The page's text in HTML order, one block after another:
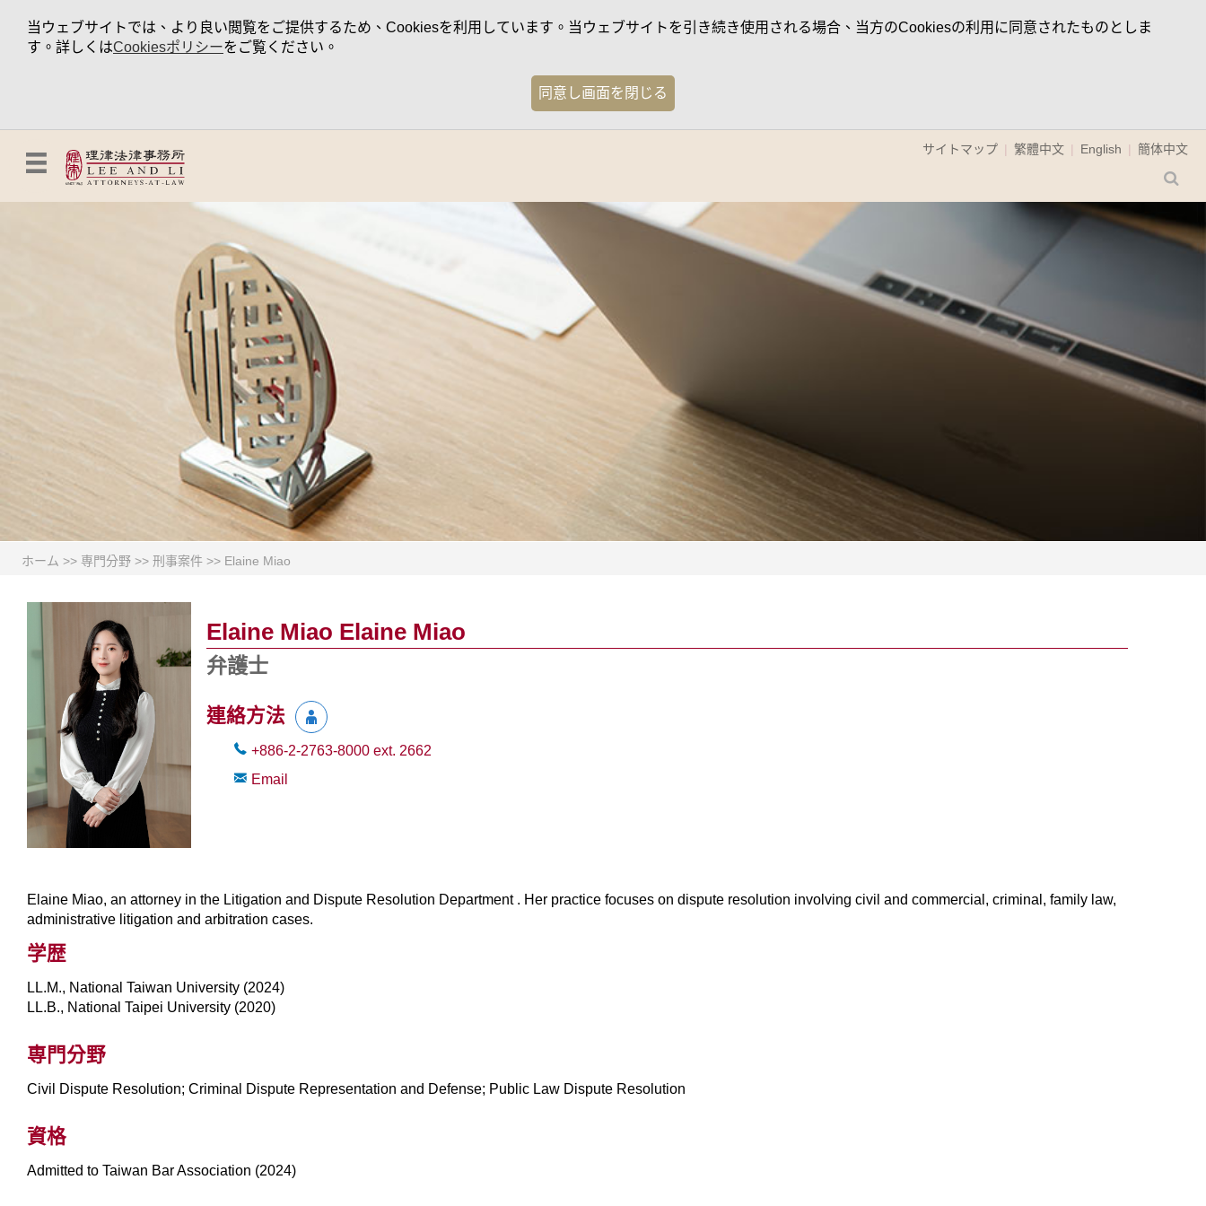
当ウェブサイトでは、より良い閲覧をご提供するため、Cookiesを利用しています。当ウェブサイトを引き続き使用される場合、当方のCookiesの利用に同意されたものとしま
す。詳しくはCookiesポリシーをご覧ください。
同意し画面を閉じる
サイトマップ 繁體中文 English 簡体中文
ホーム >> 専門分野 >> 刑事案件 >> Elaine Miao
Elaine Miao Elaine Miao
弁護士
連絡方法
+886-2-2763-8000 ext. 2662
Email
Elaine Miao, an attorney in the Litigation and Dispute Resolution Department . Her practice focuses on dispute resolution involving civil and commercial, criminal, family law,
administrative litigation and arbitration cases.
学歴
LL.M., National Taiwan University (2024)
LL.B., National Taipei University (2020)
専門分野
Civil Dispute Resolution; Criminal Dispute Representation and Defense; Public Law Dispute Resolution
資格
Admitted to Taiwan Bar Association (2024)